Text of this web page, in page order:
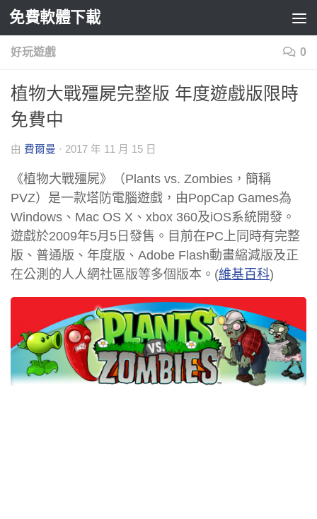
Skip to content
免費軟體下載
好玩遊戲 0
植物大戰殭屍完整版 年度遊戲版限時
免費中
由 費爾曼 · 2017 年 11 月 15 日
《植物大戰殭屍》（Plants vs. Zombies，簡稱
PVZ）是一款塔防電腦遊戲，由PopCap Games為
Windows、Mac OS X、xbox 360及iOS系統開發。
遊戲於2009年5月5日發售。目前在PC上同時有完整
版、普通版、年度版、Adobe Flash動畫縮減版及正
在公測的人人網社區版等多個版本。(維基百科)